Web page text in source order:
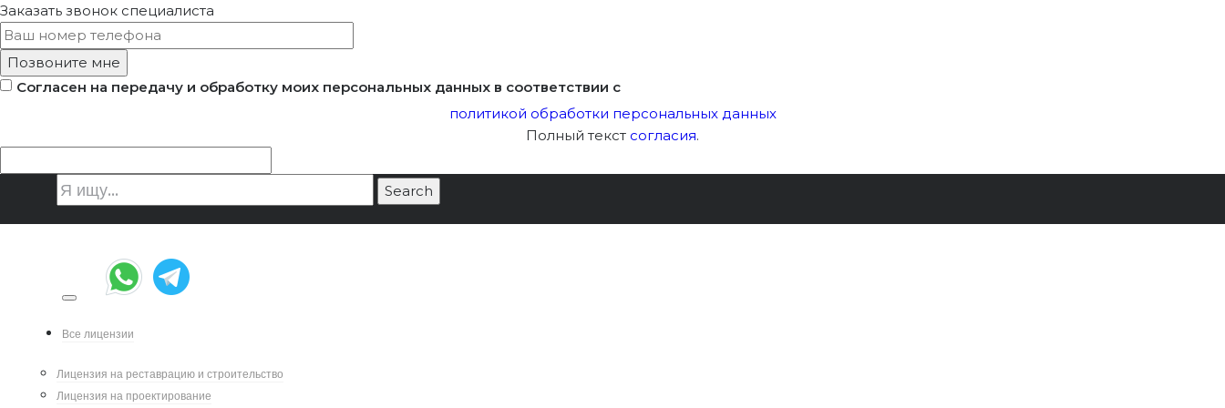
Заказать звонок специалиста
Согласен на передачу и обработку моих персональных данных в соответствии с
политикой обработки персональных данных
Полный текст согласия.
Все лицензии
Лицензия на реставрацию и строительство
Лицензия на проектирование
Чем Отличается Реставрация Памятника Архитектуры От
Реконструкции
Янв 25, 2024